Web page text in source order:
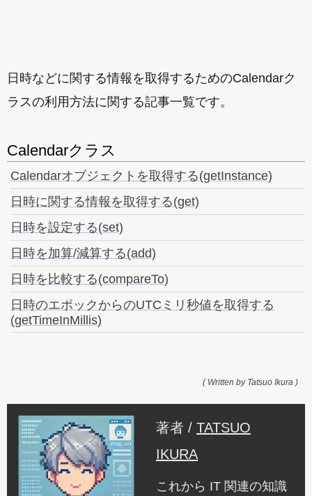
日時などに関する情報を取得するためのCalendarク
ラスの利用方法に関する記事一覧です。
Calendarクラス
Calendarオブジェクトを取得する(getInstance)
日時に関する情報を取得する(get)
日時を設定する(set)
日時を加算/減算する(add)
日時を比較する(compareTo)
日時のエポックからのUTCミリ秒値を取得する
(getTimeInMillis)
( Written by Tatsuo Ikura )
著者 / TATSUO
IKURA
これから IT 関連の知識